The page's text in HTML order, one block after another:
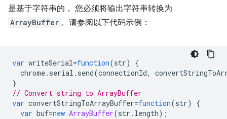
是基于字符串的， 您必须将输出字符串转换为
ArrayBuffer 。请参阅以下代码示例：
var writeSerial=function(str)
{
chrome. serial . send(connectionId,
}
// Convert string to ArrayBuffer
var convertStringToArrayBuffer=function(str)
{
var buf=new ArrayBuffer(str . length);